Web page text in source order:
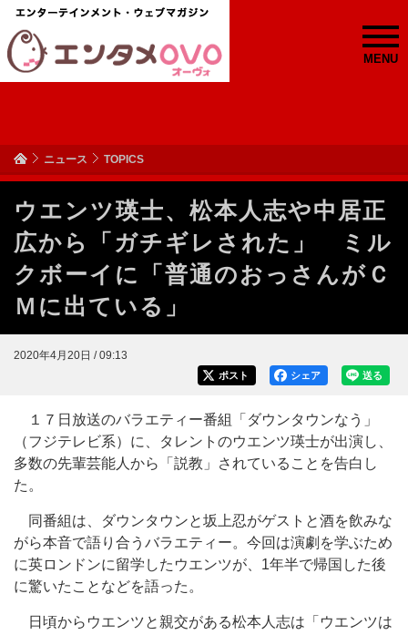
MENU
ニュース TOPICS
ウエンツ瑛士、松本人志や中居正
広から「ガチギレされた」 ミル
クボーイに「普通のおっさんがＣ
Ｍに出ている」
2020年4月20日 / 09:13
送る
シェア
ポスト
１７日放送のバラエティー番組「ダウンタウンなう」
（フジテレビ系）に、タレントのウエンツ瑛士が出演し、
多数の先輩芸能人から「説教」されていることを告白し
た。
同番組は、ダウンタウンと坂上忍がゲストと酒を飲みな
がら本音で語り合うバラエティー。今回は演劇を学ぶため
に英ロンドンに留学したウエンツが、1年半で帰国した後
に驚いたことなどを語った。
日頃からウエンツと親交がある松本人志は「ウエンツは